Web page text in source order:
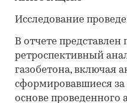
Исследование
В отчете
ретроспективный
газобетона, включая
сформировавшиеся за
основе проведенного